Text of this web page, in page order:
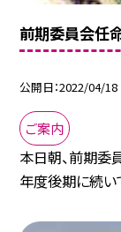
前期委員会任
公開日 2022/04/18
ご案内
本日朝、前期委
年度後期に続い